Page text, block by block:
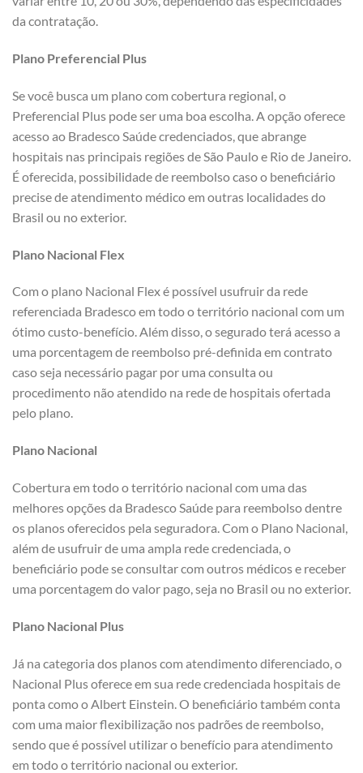
da contratação.
Plano Preferencial Plus
Se você busca um plano com cobertura regional, o
Preferencial Plus pode ser uma boa escolha. A opção oferece
acesso ao Bradesco Saúde credenciados, que abrange
hospitais nas principais regiões de São Paulo e Rio de Janeiro.
É oferecida, possibilidade de reembolso caso o beneficiário
precise de atendimento médico em outras localidades do
Brasil ou no exterior.
Plano Nacional Flex
Com o plano Nacional Flex é possível usufruir da rede
referenciada Bradesco em todo o território nacional com um
ótimo custo-benefício. Além disso, o segurado terá acesso a
uma porcentagem de reembolso pré-definida em contrato
caso seja necessário pagar por uma consulta ou
procedimento não atendido na rede de hospitais ofertada
pelo plano.
Plano Nacional
Cobertura em todo o território nacional com uma das
melhores opções da Bradesco Saúde para reembolso dentre
os planos oferecidos pela seguradora. Com o Plano Nacional,
além de usufruir de uma ampla rede credenciada, o
beneficiário pode se consultar com outros médicos e receber
uma porcentagem do valor pago, seja no Brasil ou no exterior.
Plano Nacional Plus
Já na categoria dos planos com atendimento diferenciado, o
Nacional Plus oferece em sua rede credenciada hospitais de
ponta como o Albert Einstein. O beneficiário também conta
com uma maior flexibilização nos padrões de reembolso,
sendo que é possível utilizar o benefício para atendimento
em todo o território nacional ou exterior.